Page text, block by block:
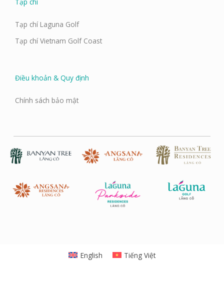
Tạp chí Laguna Golf
Tạp chí Vietnam Golf Coast
Điều khoản & Quy định
Chính sách bảo mật
English Tiếng Việt